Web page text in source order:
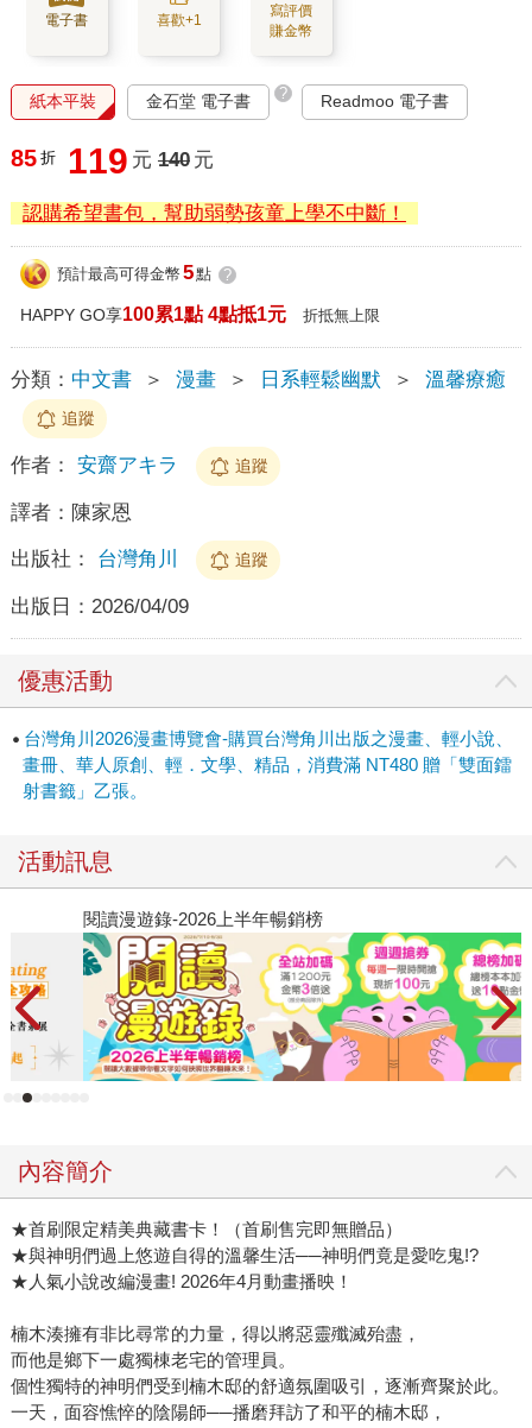
電子書 喜歡+1
寫評價
賺金幣
紙本平裝 金石堂 電子書 ? Readmoo 電子書
85 折 119 元 140 元
認購希望書包，幫助弱勢孩童上學不中斷！
預計最高可得金幣 5點 ?
HAPPY GO享100累1點 4點抵1元 折抵無上限
分類： 中文書 ＞ 漫畫 ＞ 日系輕鬆幽默 ＞ 溫馨療癒
追蹤
作者： 安齋アキラ 追蹤
譯者： 陳家恩
出版社： 台灣角川 追蹤
出版日： 2026/04/09
優惠活動
台灣角川2026漫畫博覽會-購買台灣角川出版之漫畫、輕小說、
畫冊、華人原創、輕．文學、精品，消費滿 NT480 贈「雙面鐳
射書籤」乙張。
活動訊息
閱讀漫遊錄-2026上半年暢銷榜
內容簡介
★首刷限定精美典藏書卡！（首刷售完即無贈品）
★與神明們過上悠遊自得的溫馨生活──神明們竟是愛吃鬼!?
★人氣小說改編漫畫! 2026年4月動畫播映！
楠木湊擁有非比尋常的力量，得以將惡靈殲滅殆盡，
而他是鄉下一處獨棟老宅的管理員。
個性獨特的神明們受到楠木邸的舒適氛圍吸引，逐漸齊聚於此。
一天，面容憔悴的陰陽師──播磨拜訪了和平的楠木邸，